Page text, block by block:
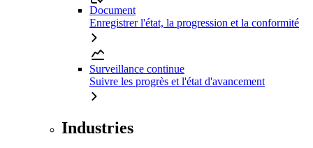
Document
Enregistrer l'état, la progression et la conformité
Surveillance continue
Suivre les progrès et l'état d'avancement
Industries